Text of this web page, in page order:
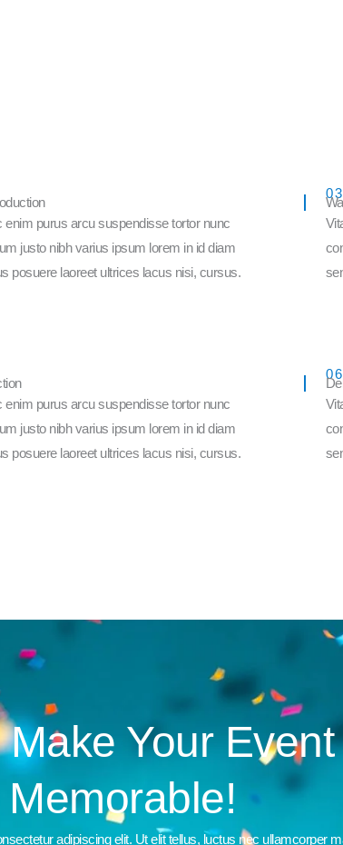
enim purus arcu suspendisse tortor nunc
justo nibh varius ipsum lorem in id diam
posuere laoreet ultrices lacus nisi, cursus.
enim purus arcu suspendisse tortor nunc
justo nibh varius ipsum lorem in id diam
posuere laoreet ultrices lacus nisi, cursus.
Your Event
Memorable!
adipiscing elit. Ut elit tellus, luctus nec ullamcorper